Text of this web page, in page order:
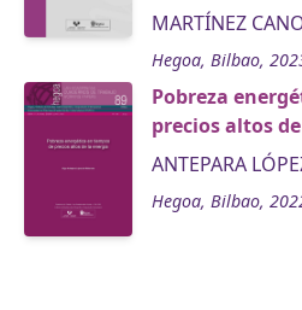
MARTÍNEZ
Hegoa, Bilbao,
Pobreza
precios altos
ANTEPARA
Hegoa, Bilbao,